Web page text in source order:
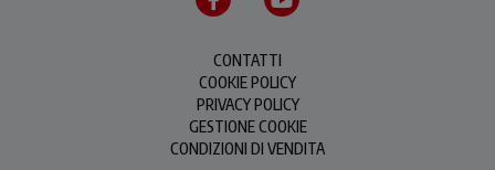
CONTATTI
COOKIE POLICY
PRIVACY POLICY
GESTIONE COOKIE
CONDIZIONI DI VENDITA